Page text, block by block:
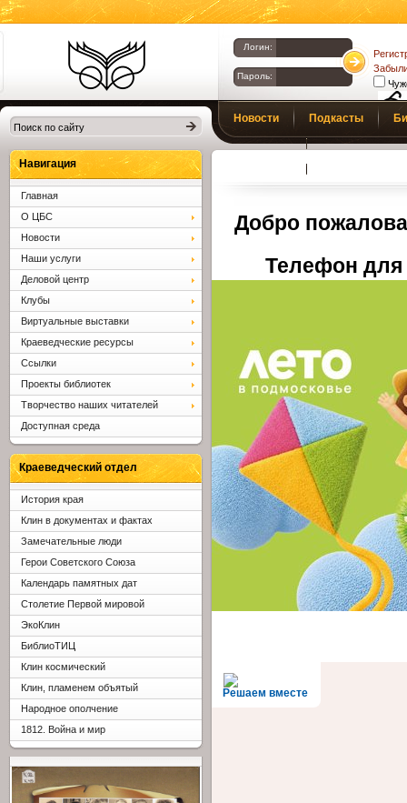
Библиотеки
Клина. Клинская
ЦБС.
Логин:
Пароль:
Новости Подкасты
Добро
Телефон для
Решаем вместе
Навигация
Главная
О ЦБС
Новости
Наши услуги
Деловой центр
Клубы
Виртуальные выставки
Краеведческие ресурсы
Ссылки
Проекты библиотек
Творчество наших читателей
Доступная среда
Краеведческий отдел
История края
Клин в документах и фактах
Замечательные люди
Герои Советского Союза
Календарь памятных дат
Столетие Первой мировой
ЭкоКлин
БиблиоТИЦ
Клин космический
Клин, пламенем объятый
Народное ополчение
1812. Война и мир